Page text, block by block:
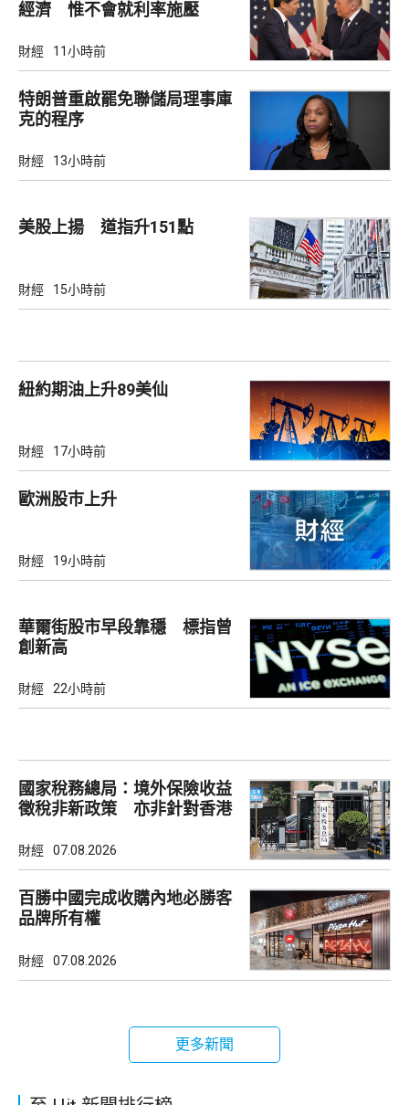
經濟 惟不會就利率施壓
財經 11小時前
特朗普重啟罷免聯儲局理事庫
克的程序
財經 13小時前
美股上揚 道指升151點
財經 15小時前
紐約期油上升89美仙
財經 17小時前
歐洲股巿上升
財經 19小時前
華爾街股市早段靠穩 標指曾
創新高
財經 22小時前
國家稅務總局：境外保險收益
徵稅非新政策 亦非針對香港
財經 07.08.2026
百勝中國完成收購內地必勝客
品牌所有權
財經 07.08.2026
更多新聞